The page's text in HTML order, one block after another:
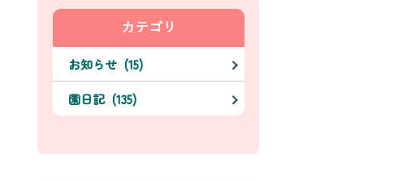
カテゴリ
お知らせ (15)
園日記 (135)